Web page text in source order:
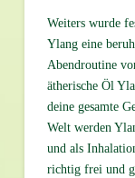
Weiters wurde
Ylang eine
Abendroutine
ätherische Öl
deine gesamte
Welt werden
und als
richtig frei und